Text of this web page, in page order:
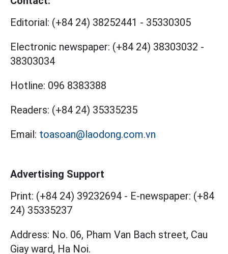
Editorial: (+84 24) 38252441 - 35330305
Electronic newspaper: (+84 24) 38303032 -
38303034
Hotline: 096 8383388
Readers: (+84 24) 35335235
Email: toasoan@laodong.com.vn
Advertising Support
Print: (+84 24) 39232694 - E-newspaper: (+84
24) 35335237
Address: No. 06, Pham Van Bach street, Cau
Giay ward, Ha Noi.